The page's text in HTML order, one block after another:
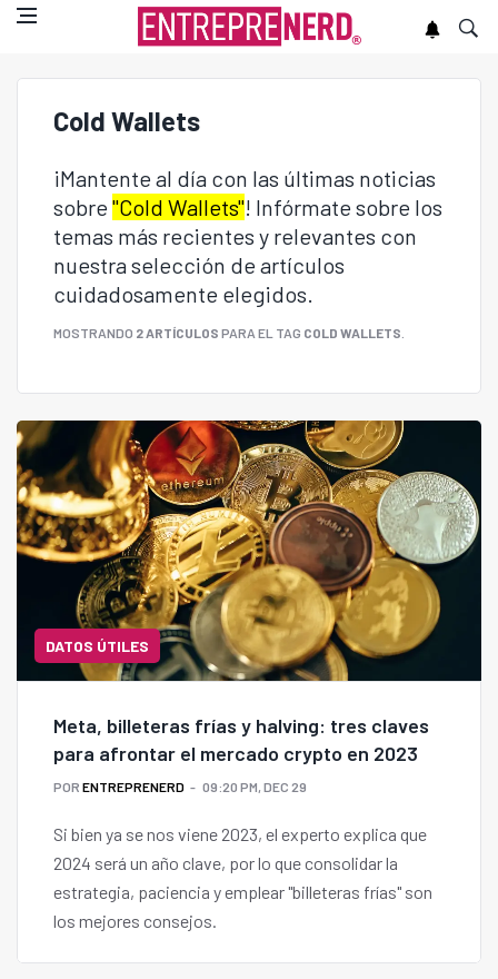
Cold Wallets
¡Mantente al día con las últimas noticias
sobre "Cold Wallets"! Infórmate sobre los
temas más recientes y relevantes con
nuestra selección de artículos
cuidadosamente elegidos.
MOSTRANDO 2 ARTÍCULOS PARA EL TAG COLD WALLETS
DATOS ÚTILES
Meta, billeteras frías y halving: tres claves
para afrontar el mercado crypto en 2023
POR ENTREPRENERD 09:20 PM, DEC 29
Si bien ya se nos viene 2023, el experto explica que
2024 será un año clave, por lo que consolidar la
estrategia, paciencia y emplear "billeteras frías" son
los mejores consejos.